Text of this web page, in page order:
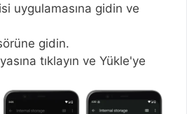
uygulamasına gidin ve
gidin.
tıklayın ve Yükle'ye